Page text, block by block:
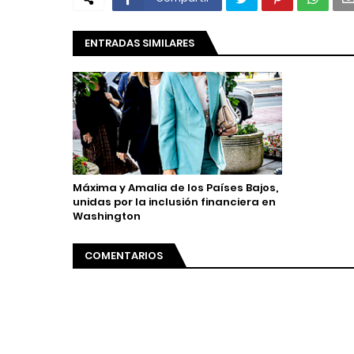
ENTRADAS SIMILARES
Máxima y Amalia de los Países Bajos,
unidas por la inclusión financiera en
Washington
COMENTARIOS